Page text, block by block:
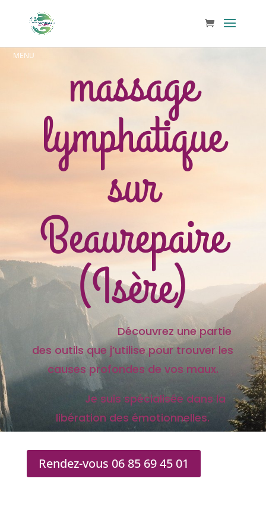
massage
lymphatique
sur
Beaurepaire
(Isère)
Découvrez une partie
des outils que j’utilise pour trouver les
causes profondes de vos maux.
Je suis spécialisée dans la
libération des émotionnelles.
Rendez-vous 06 85 69 45 01